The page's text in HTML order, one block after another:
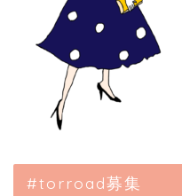
#torroad募集